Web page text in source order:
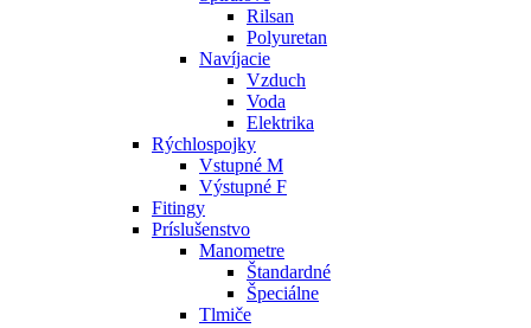
Rilsan
Polyuretan
Navíjacie
Vzduch
Voda
Elektrika
Rýchlospojky
Vstupné M
Výstupné F
Fitingy
Príslušenstvo
Manometre
Štandardné
Špeciálne
Tlmiče